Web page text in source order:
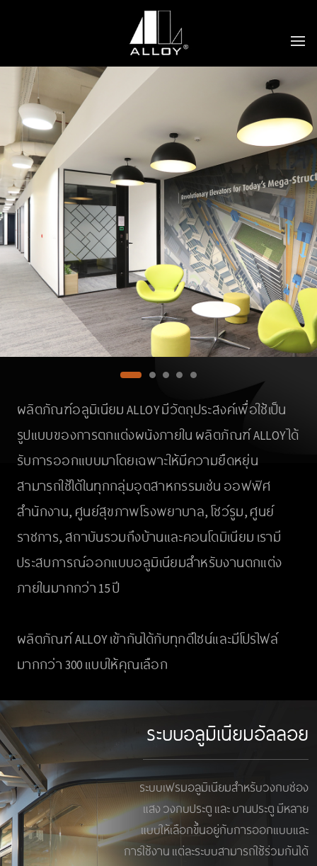
ผลิตภัณฑ์อลูมิเนียม ALLOY มีวัตถุประสงค์เพื่อใช้เป็น
รูปแบบของการตกแต่งผนังภายใน ผลิตภัณฑ์ ALLOY ได้
รับการออกแบบมาโดยเฉพาะให้มีความยืดหยุ่น
สามารถใช้ได้ในทุกกลุ่มอุตสาหกรรมเช่น ออฟฟิศ
สำนักงาน, ศูนย์สุขภาพโรงพยาบาล, โชว์รูม, ศูนย์
ราชการ, สถาบันรวมถึงบ้านและคอนโดมิเนียม เรามี
ประสบการณ์ออกแบบอลูมิเนียมสำหรับงานตกแต่ง
ภายในมากกว่า 15 ปี
ผลิตภัณฑ์ ALLOY เข้ากันได้กับทุกดีไซน์และมีโปรไฟล์
มากกว่า 300 แบบให้คุณเลือก
ระบบอลูมิเนียมอัลลอย
ระบบเฟรมอลูมิเนียมสำหรับวงกบช่อง
แสง วงกบประตู และ บานประตู มีหลาย
แบบให้เลือกขึ้นอยู่กับการออกแบบและ
การใช้งาน แต่ละระบบสามารถใช้ร่วมกันได้